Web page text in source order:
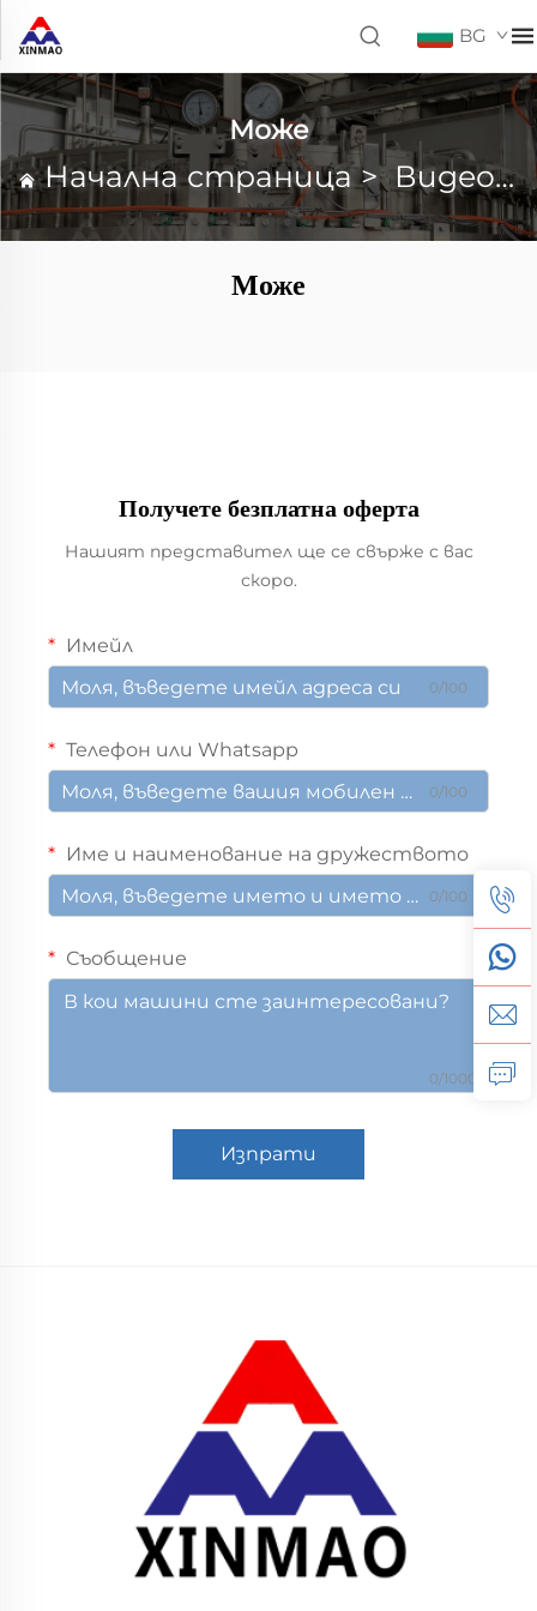
BG
Може
Начална страница>Видео>
Може
Получете безплатна оферта
Нашият представител ще се свърже с вас
скоро.
Имейл
0/100
Телефон или Whatsapp
0/100
Име и наименование на дружеството
0/100
Съобщение
0/1000
Изпрати